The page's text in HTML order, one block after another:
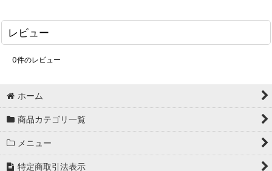
レビュー
0件のレビュー
ホーム
商品カテゴリ一覧
メニュー
特定商取引法表示